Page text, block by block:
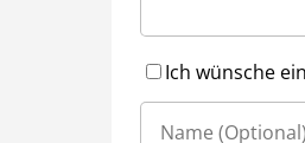
Ich wünsche